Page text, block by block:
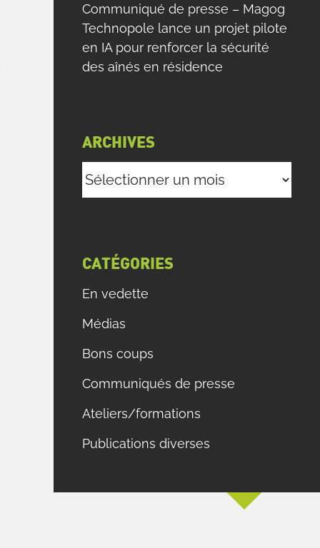
Communiqué de presse – Magog
Technopole lance un projet pilote
en IA pour renforcer la sécurité
des aînés en résidence
ARCHIVES
Archives
CATÉGORIES
En vedette
Médias
Bons coups
Communiqués de presse
Ateliers/formations
Publications diverses